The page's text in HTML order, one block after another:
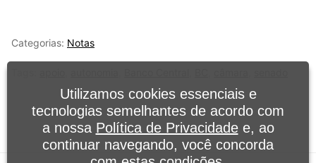
Categorias: Notas
Utilizamos cookies essenciais e
tecnologias semelhantes de acordo com
a nossa Política de Privacidadee, ao
continuar navegando, você concorda